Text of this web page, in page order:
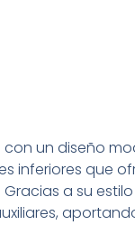
un diseño
inferiores que
a su